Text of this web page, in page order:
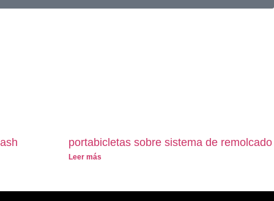
portabicletas sobre sistema de remolcado
Leer más